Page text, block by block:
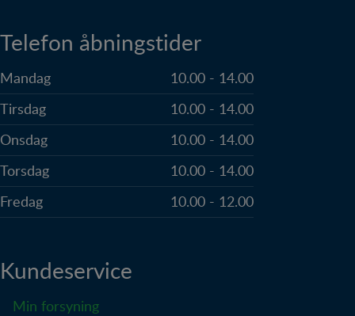
Telefon åbningstider
Mandag
10.00 - 14.00
Tirsdag
10.00 - 14.00
Onsdag
10.00 - 14.00
Torsdag
10.00 - 14.00
Fredag
10.00 - 12.00
Kundeservice
Min forsyning